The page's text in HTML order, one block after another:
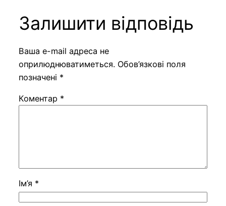
Залишити відповідь
Ваша e-mail адреса не
оприлюднюватиметься. Обов’язкові поля
позначені *
Коментар *
Ім’я *